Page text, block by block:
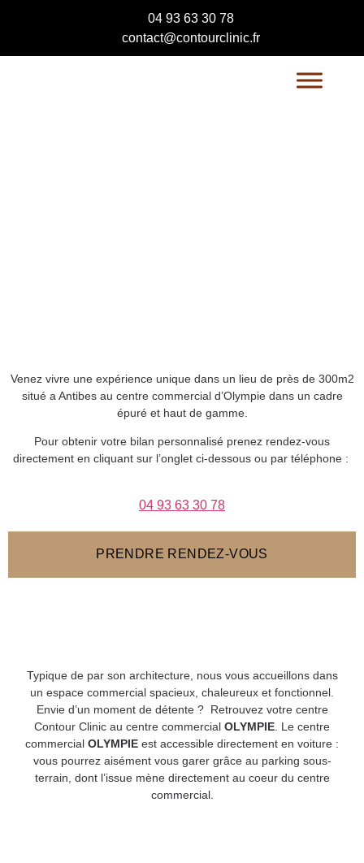
04 93 63 30 78
contact@contourclinic.fr
Venez vivre une expérience unique dans un lieu de près de 300m2
situé a Antibes au centre commercial d’Olympie dans un cadre
épuré et haut de gamme.
Pour obtenir votre bilan personnalisé prenez rendez-vous
directement en cliquant sur l’onglet ci-dessous ou par téléphone :
04 93 63 30 78
PRENDRE RENDEZ-VOUS
Typique de par son architecture, nous vous accueillons dans
un espace commercial spacieux, chaleureux et fonctionnel.
Envie d’un moment de détente ? Retrouvez votre centre
Contour Clinic au centre commercial OLYMPIE . Le centre
commercial OLYMPIE est accessible directement en voiture :
vous pourrez aisément vous garer grâce au parking sous-
terrain, dont l’issue mène directement au coeur du centre
commercial.